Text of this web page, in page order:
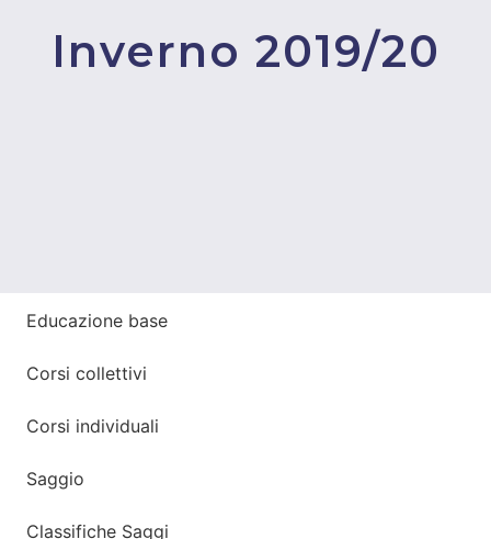
Inverno 2019/20
Educazione base
Corsi collettivi
Corsi individuali
Saggio
Classifiche Saggi